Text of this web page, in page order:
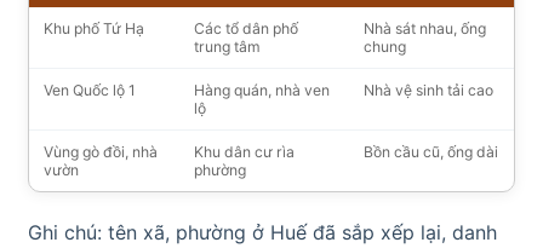
Khu phố Tứ Hạ
Các tổ dân phố
trung tâm
Nhà sát nhau, ống
chung
Ven Quốc lộ 1
Hàng quán, nhà ven
lộ
Nhà vệ sinh tải cao
Vùng gò đồi, nhà
vườn
Khu dân cư rìa
phường
Bồn cầu cũ, ống dài
Ghi chú: tên xã, phường ở Huế đã sắp xếp lại, danh